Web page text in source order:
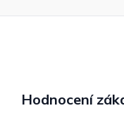
Hodnocení